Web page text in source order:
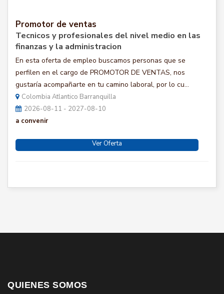
Promotor de ventas
Tecnicos y profesionales del nivel medio en las
finanzas y la administracion
En esta oferta de empleo buscamos personas que se
perfilen en el cargo de PROMOTOR DE VENTAS, nos
gustaría acompañarte en tu camino laboral, por lo cu...
Colombia Atlantico Barranquilla
2026-08-11 - 2027-08-10
a convenir
Ver Oferta
QUIENES SOMOS